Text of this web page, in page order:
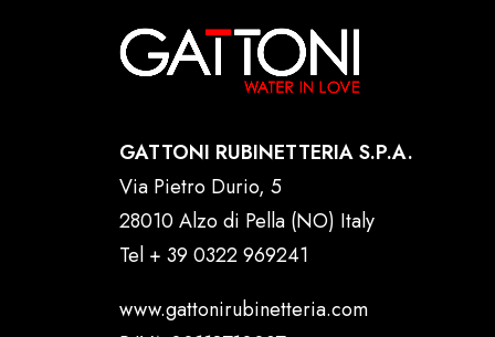
GATTONI RUBINETTERIA S.P.A.
Via Pietro Durio, 5
28010 Alzo di Pella (NO) Italy
Tel + 39 0322 969241
www.gattonirubinetteria.com